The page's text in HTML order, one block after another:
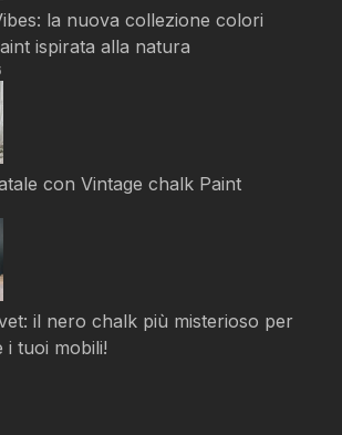
la nuova collezione colori
ispirata alla natura
con Vintage chalk Paint
il nero chalk più misterioso per
i tuoi mobili!